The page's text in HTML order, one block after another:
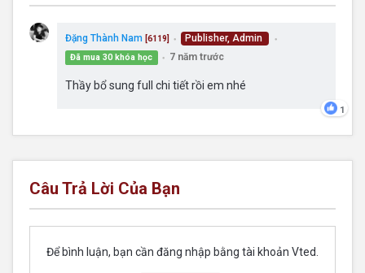
Đặng Thành Nam [6119] ● Publisher, Admin ●
Đã mua 30 khóa học ● 7 năm trước
Thầy bổ sung full chi tiết rồi em nhé
1
Câu Trả Lời Của Bạn
Để bình luận, bạn cần đăng nhập bằng tài khoản Vted.